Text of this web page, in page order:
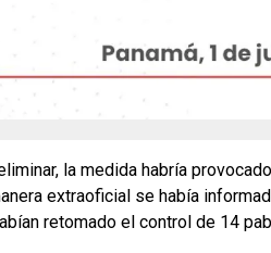
la medida habría
extraoficial se había
retomado el control de 14